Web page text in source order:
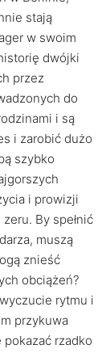
stają
w swoim
dwójki
przez
do
i są
i zarobić dużo
szybko
i prowizji
By spełnić
muszą
znieść
obciążeń?
rytmu i
przykuwa
pokazać rzadko